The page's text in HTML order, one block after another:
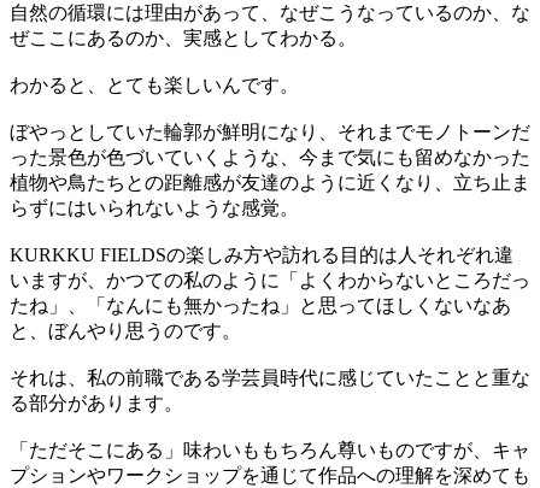
自然の循環には理由があって、なぜこうなっているのか、な
ぜここにあるのか、実感としてわかる。
わかると、とても楽しいんです。
ぼやっとしていた輪郭が鮮明になり、それまでモノトーンだ
った景色が色づいていくような、今まで気にも留めなかった
植物や鳥たちとの距離感が友達のように近くなり、立ち止ま
らずにはいられないような感覚。
KURKKU FIELDSの楽しみ方や訪れる目的は人それぞれ違
いますが、かつての私のように「よくわからないところだっ
たね」、「なんにも無かったね」と思ってほしくないなあ
と、ぼんやり思うのです。
それは、私の前職である学芸員時代に感じていたことと重な
る部分があります。
「ただそこにある」味わいももちろん尊いものですが、キャ
プションやワークショップを通じて作品への理解を深めても